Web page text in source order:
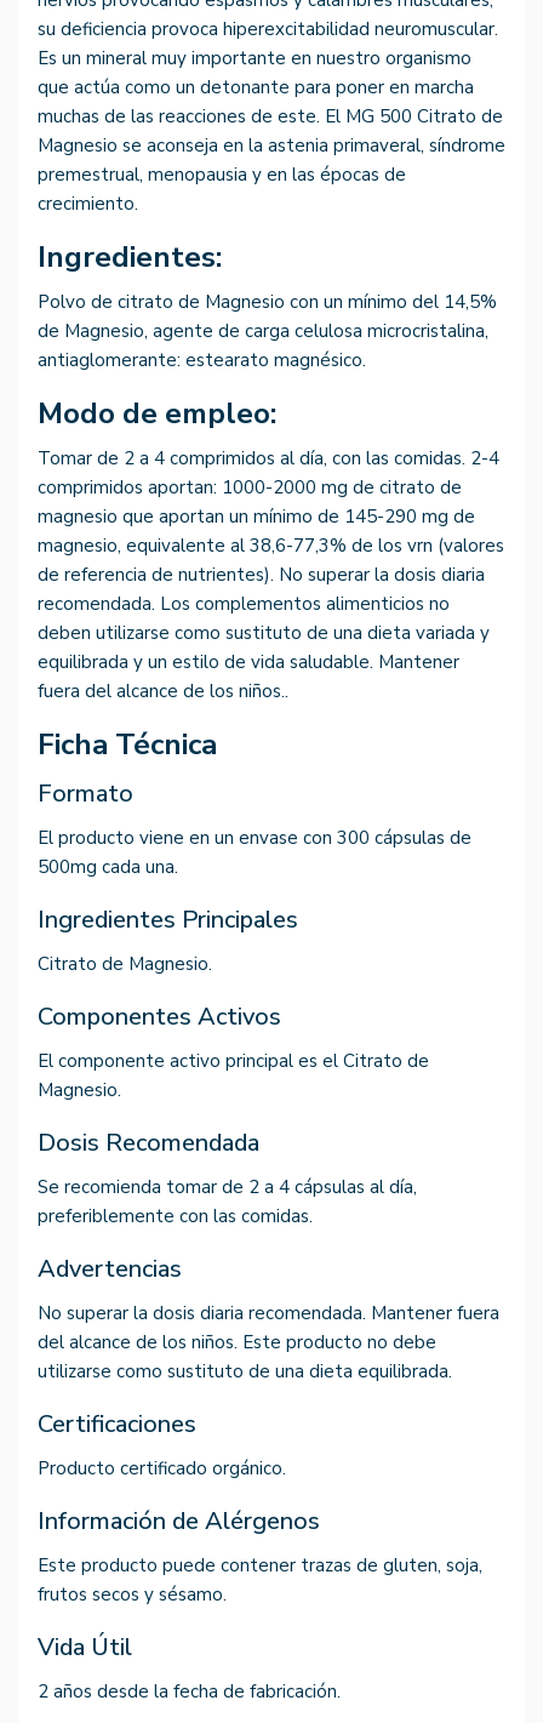
su deficiencia provoca hiperexcitabilidad neuromuscular.
Es un mineral muy importante en nuestro organismo
que actúa como un detonante para poner en marcha
muchas de las reacciones de este. El MG 500 Citrato de
Magnesio se aconseja en la astenia primaveral, síndrome
premestrual, menopausia y en las épocas de
crecimiento.
Ingredientes:
Polvo de citrato de Magnesio con un mínimo del 14,5%
de Magnesio, agente de carga celulosa microcristalina,
antiaglomerante: estearato magnésico.
Modo de empleo:
Tomar de 2 a 4 comprimidos al día, con las comidas. 2-4
comprimidos aportan: 1000-2000 mg de citrato de
magnesio que aportan un mínimo de 145-290 mg de
magnesio, equivalente al 38,6-77,3% de los vrn (valores
de referencia de nutrientes). No superar la dosis diaria
recomendada. Los complementos alimenticios no
deben utilizarse como sustituto de una dieta variada y
equilibrada y un estilo de vida saludable. Mantener
fuera del alcance de los niños..
Ficha Técnica
Formato
El producto viene en un envase con 300 cápsulas de
500mg cada una.
Ingredientes Principales
Citrato de Magnesio.
Componentes Activos
El componente activo principal es el Citrato de
Magnesio.
Dosis Recomendada
Se recomienda tomar de 2 a 4 cápsulas al día,
preferiblemente con las comidas.
Advertencias
No superar la dosis diaria recomendada. Mantener fuera
del alcance de los niños. Este producto no debe
utilizarse como sustituto de una dieta equilibrada.
Certificaciones
Producto certificado orgánico.
Información de Alérgenos
Este producto puede contener trazas de gluten, soja,
frutos secos y sésamo.
Vida Útil
2 años desde la fecha de fabricación.